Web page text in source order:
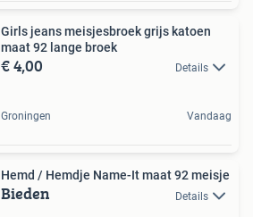
Girls jeans meisjesbroek grijs katoen
maat 92 lange broek
€ 4,00 Details
Groningen Vandaag
Hemd / Hemdje Name-It maat 92 meisje
Bieden Details